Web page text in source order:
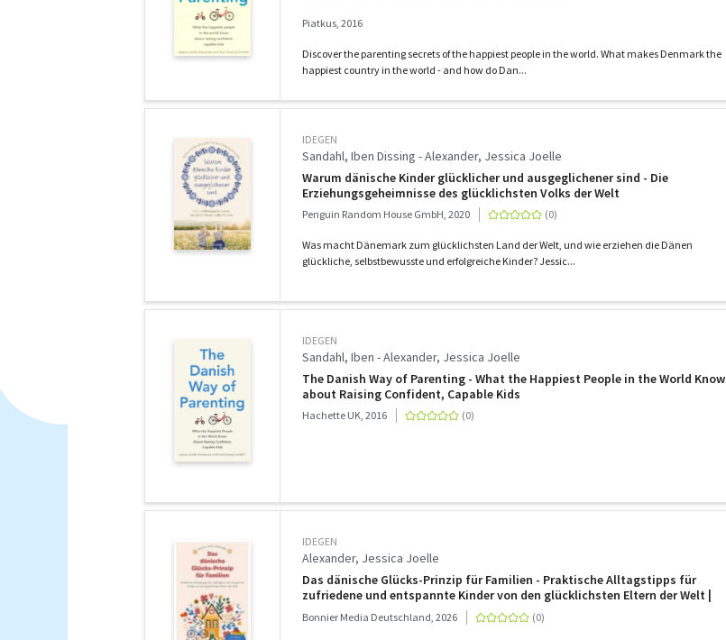
Piatkus, 2016
Discover the parenting secrets of the happiest people in the world. What makes Denmark the
happiest country in the world - and how do Dan...
IDEGEN
Sandahl, Iben Dissing - Alexander, Jessica Joelle
Warum dänische Kinder glücklicher und ausgeglichener sind - Die
Erziehungsgeheimnisse des glücklichsten Volks der Welt
Penguin Random House GmbH, 2020
Was macht Dänemark zum glücklichsten Land der Welt, und wie erziehen die Dänen
glückliche, selbstbewusste und erfolgreiche Kinder? Jessic...
IDEGEN
Sandahl, Iben - Alexander, Jessica Joelle
The Danish Way of Parenting - What the Happiest People in the World Know
about Raising Confident, Capable Kids
Hachette UK, 2016
IDEGEN
Alexander, Jessica Joelle
Das dänische Glücks-Prinzip für Familien - Praktische Alltagstipps für
zufriedene und entspannte Kinder von den glücklichsten Eltern der Welt |
Erziehungsratgeber | 0 bis 16 Jahre
Bonnier Media Deutschland, 2026